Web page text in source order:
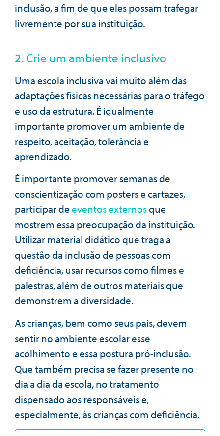
inclusão, a fim de que eles possam trafegar
livremente por sua instituição.
2. Crie um ambiente inclusivo
Uma escola inclusiva vai muito além das
adaptações físicas necessárias para o tráfego
e uso da estrutura. É igualmente
importante promover um ambiente de
respeito, aceitação, tolerância e
aprendizado.
É importante promover semanas de
conscientização com posters e cartazes,
participar deeventos externosque
mostrem essa preocupação da instituição.
Utilizar material didático que traga a
questão da inclusão de pessoas com
deficiência, usar recursos como filmes e
palestras, além de outros materiais que
demonstrem a diversidade.
As crianças, bem como seus pais, devem
sentir no ambiente escolar esse
acolhimento e essa postura pró-inclusão.
Que também precisa se fazer presente no
dia a dia da escola, no tratamento
dispensado aos responsáveis e,
especialmente, às crianças com deficiência.